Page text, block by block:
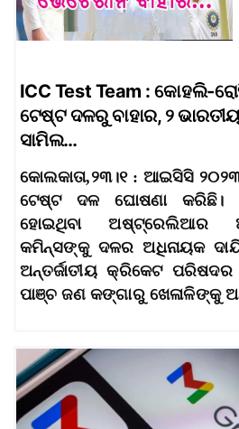
ICC Test Team : କୋହଲି-
ଟେଷ୍ଟ ଦଳରୁ ବାହାର, ୨
ସାମିଲ…
କୋଲକାତା,୨୩।୧ : ଆଇସିସି
ଟେଷ୍ଟ ଦଳ ଘୋଷଣା କରିଛି।
ହୋଇଥିବା ଅଷ୍ଟ୍ରେଲିଆର
କମିନ୍ସଙ୍କୁ ଦଳର ଅଧିନାୟକ
ଅନ୍ତର୍ଜାତୀୟ କ୍ରିକେଟ
ପାଞ୍ଚ ଜଣ କଙ୍ଗାରୁ ଖେଳାଳିଙ୍କୁ